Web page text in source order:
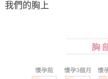
我們的胸上